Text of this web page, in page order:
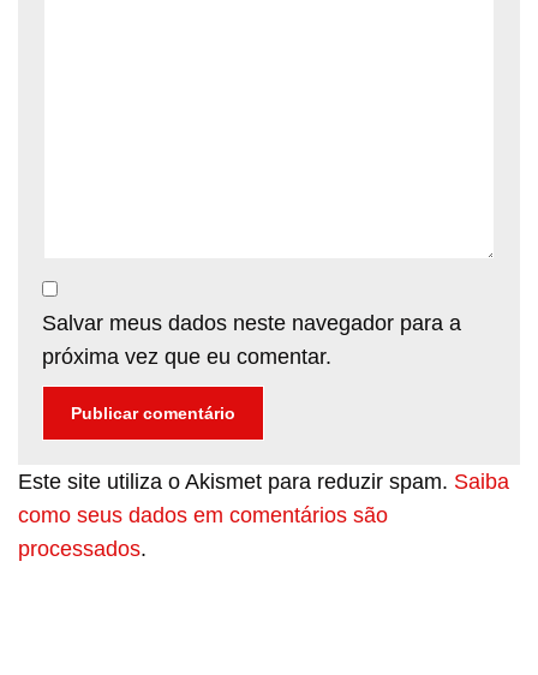
Salvar meus dados neste navegador para a
próxima vez que eu comentar.
Este site utiliza o Akismet para reduzir spam. Saiba
como seus dados em comentários são
processados.